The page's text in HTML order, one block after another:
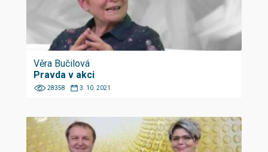
Věra Bučilová
Pravda v akci
28358 3. 10. 2021